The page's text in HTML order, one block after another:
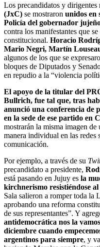
Los precandidatos y dirigentes
(JxC) se mostraron unidos en
Policía del gobernador
contra los manifestantes que
constitucional. Horacio
Mario Negri, Martín
algunos de los que se
bloques de Diputados y
en repudio a la “violencia
El apoyo de la titular del
Bullrich, fue tal que, tras
anunció una conferencia de
en la sede de ese partido en
mostrarán la misma imagen
manera individual en las redes
comunicación.
Por ejemplo, a través de su
precandidato a presidente,
está pasando en Jujuy es la
kirchnerismo resistiéndose
Sala salieron a romper toda la
aprobando una reforma
de sus representantes”. Y
antidemocrática nos la
diciembre cuando
argentinos para siempre, y